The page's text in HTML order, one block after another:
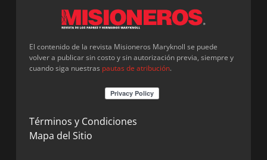
El contenido de la revista Misioneros Maryknoll se puede
volver a publicar sin costo y sin autorización previa, siempre y
cuando siga nuestras pautas de atribución.
Términos y Condiciones
Mapa del Sitio